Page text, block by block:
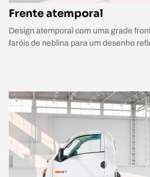
Frente atemporal
Design atemporal com uma grade
faróis de neblina para um desenho